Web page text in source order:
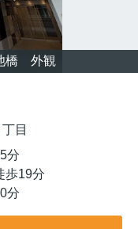
橋 外観
目
分
歩19分
分